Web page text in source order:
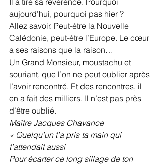
aujourd’hui, pourquoi pas hier ?
Allez savoir. Peut-être la Nouvelle
Calédonie, peut-être l’Europe. Le cœur
a ses raisons que la raison…
Un Grand Monsieur, moustachu et
souriant, que l’on ne peut oublier après
l’avoir rencontré. Et des rencontres, il
en a fait des milliers. Il n’est pas près
d’être oublié.
Maître Jacques Chavance
« Quelqu’un t’a pris ta main qui
t’attendait aussi
Pour écarter ce long sillage de ton